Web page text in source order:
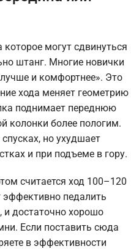
могут сдвинуться
штанг. Многие новички
и комфортнее». Это
хода меняет геометрию
поднимает переднюю
колонки более пологим.
но ухудшает
и при подъеме в гору.
считается ход 100–120
педалить
и достаточно хорошо
Если поставить сюда
в эффективности